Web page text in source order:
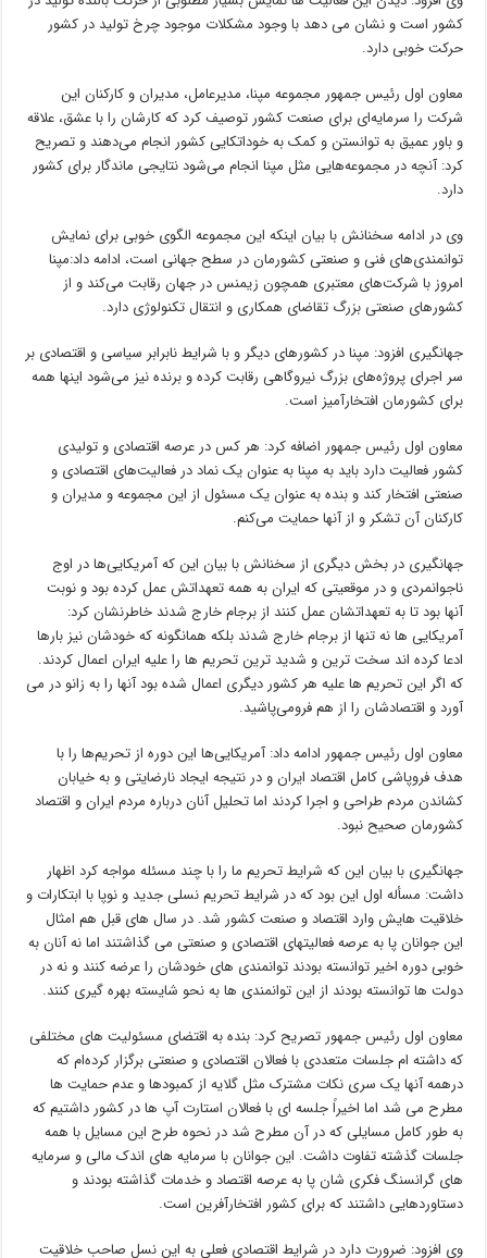
کشور است و نشان می دهد با وجود مشکلات موجود چرخ تولید در کشور
حرکت خوبی دارد.
معاون اول رئیس جمهور مجموعه مپنا، مدیرعامل، مدیران و کارکنان این
شرکت را سرمایه‌ای برای صنعت کشور توصیف کرد که کارشان را با عشق، علاقه
و باور عمیق به توانستن و کمک به خوداتکایی کشور انجام می‌دهند و تصریح
کرد: آنچه در مجموعه‌هایی مثل مپنا انجام می‌شود نتایجی ماندگار برای کشور
دارد.
‌وی در ادامه سخنانش با بیان اینکه این مجموعه الگوی خوبی برای نمایش
توانمندی‌های فنی و صنعتی کشورمان در سطح جهانی است، ادامه داد:‌مپنا
امروز با شرکت‌های معتبری همچون زیمنس در جهان رقابت می‌کند و از
کشورهای صنعتی بزرگ تقاضای همکاری و انتقال تکنولوژی دارد.
جهانگیری افزود: مپنا در کشورهای دیگر و با شرایط نابرابر سیاسی و اقتصادی بر
سر اجرای پروژه‌های بزرگ نیروگاهی رقابت کرده و برنده نیز می‌شود اینها همه
برای کشورمان افتخارآمیز است.
معاون اول رئیس جمهور اضافه کرد: هر کس در عرصه اقتصادی و تولیدی
کشور فعالیت دارد باید به مپنا به عنوان یک نماد در فعالیت‌های اقتصادی و
صنعتی افتخار کند و بنده به عنوان یک مسئول از این مجموعه و مدیران و
کارکنان آن تشکر و از آنها حمایت می‌کنم.
‌جهانگیری در بخش دیگری از سخنانش با بیان این که آمریکایی‌ها در اوج
ناجوانمردی و در موقعیتی که ایران به همه تعهداتش عمل کرده بود و نوبت
آنها بود تا به تعهداتشان عمل کنند از برجام خارج شدند خاطرنشان کرد:
آمریکایی ها نه تنها از برجام خارج شدند بلکه همانگونه که خودشان نیز بارها
ادعا کرده اند سخت ترین و شدید ترین تحریم ها را علیه ایران اعمال کردند.
که اگر این تحریم ها علیه هر کشور دیگری اعمال شده بود آنها را به زانو در می
آورد و اقتصادشان را از هم فرومی‌پاشید.
معاون اول رئیس جمهور ادامه داد: آمریکایی‌ها این دوره از تحریم‌ها را با
هدف فروپاشی کامل اقتصاد ایران و در نتیجه ایجاد نارضایتی و به خیابان
کشاندن مردم طراحی و اجرا کردند اما تحلیل آنان درباره مردم ایران و اقتصاد
کشورمان صحیح نبود.
‌جهانگیری با بیان این که شرایط تحریم ما را با چند مسئله مواجه کرد اظهار
داشت: مسأله اول این بود که در شرایط تحریم نسلی جدید و نوپا با ابتکارات و
خلاقیت هایش وارد اقتصاد و صنعت کشور شد. در سال های قبل هم امثال
این جوانان پا به عرصه فعالیتهای اقتصادی و صنعتی می گذاشتند اما نه آنان به
خوبی دوره اخیر توانسته بودند توانمندی های خودشان را عرضه کنند و نه در
دولت ها توانسته بودند از این توانمندی ها به نحو شایسته بهره گیری کنند.
معاون اول رئیس جمهور تصریح کرد: بنده به اقتضای مسئولیت های مختلفی
که داشته ام جلسات متعددی با فعالان اقتصادی و صنعتی برگزار کرده‌ام که
درهمه آنها یک سری نکات مشترک مثل گلایه از کمبودها و عدم حمایت ها
مطرح می شد اما اخیراً جلسه ای با فعالان استارت آپ ها در کشور داشتیم که
به طور کامل مسایلی که در آن مطرح شد در نحوه طرح این مسایل با همه
جلسات گذشته تفاوت داشت. این جوانان با سرمایه های اندک مالی و سرمایه
های گرانسنگ فکری شان پا به عرصه اقتصاد و خدمات گذاشته بودند و
دستاوردهایی داشتند که برای کشور افتخارآفرین است.
وی افزود: ضرورت دارد در شرایط اقتصادی فعلی به این نسل صاحب خلاقیت